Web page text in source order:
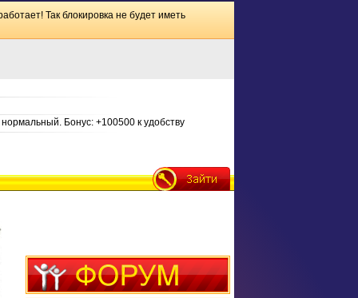
Так блокировка не будет иметь
Бонус: +100500 к удобству